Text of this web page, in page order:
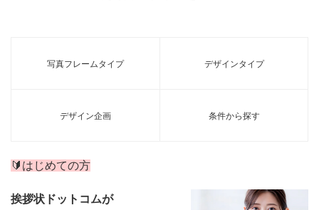
写真フレームタイプ デザインタイプ
デザイン企画 条件から探す
🔰はじめての方
挨拶状ドットコムが